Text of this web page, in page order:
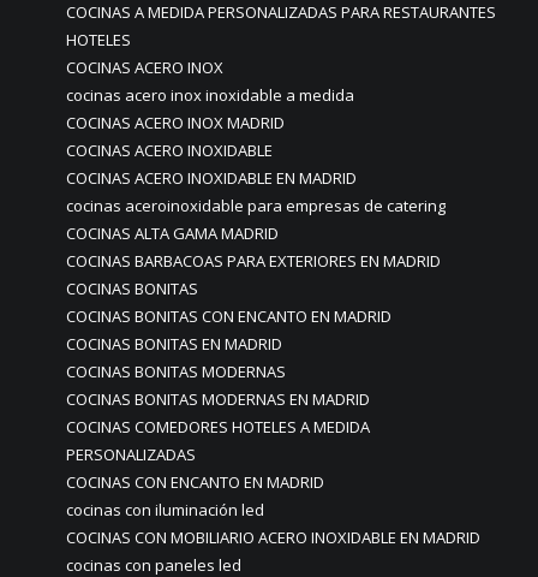
COCINAS A MEDIDA PERSONALIZADAS PARA RESTAURANTES
HOTELES
COCINAS ACERO INOX
cocinas acero inox inoxidable a medida
COCINAS ACERO INOX MADRID
COCINAS ACERO INOXIDABLE
COCINAS ACERO INOXIDABLE EN MADRID
cocinas aceroinoxidable para empresas de catering
COCINAS ALTA GAMA MADRID
COCINAS BARBACOAS PARA EXTERIORES EN MADRID
COCINAS BONITAS
COCINAS BONITAS CON ENCANTO EN MADRID
COCINAS BONITAS EN MADRID
COCINAS BONITAS MODERNAS
COCINAS BONITAS MODERNAS EN MADRID
COCINAS COMEDORES HOTELES A MEDIDA
PERSONALIZADAS
COCINAS CON ENCANTO EN MADRID
cocinas con iluminación led
COCINAS CON MOBILIARIO ACERO INOXIDABLE EN MADRID
cocinas con paneles led